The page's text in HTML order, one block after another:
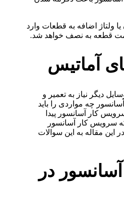
یا ولتاژ اضافه به قطعات وارد
قطعه به نصف خواهد شد.
آماتیس
دیگر نیاز به تعمیر و
چه مواردی را باید
کار آسانسور پیدا
سرویس کار آسانسور
این مقاله به این سوالات
در